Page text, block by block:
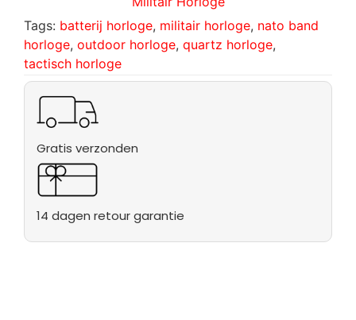
Tags: batterij horloge, militair horloge, nato band
horloge, outdoor horloge, quartz horloge,
tactisch horloge
Gratis verzonden
14 dagen retour garantie